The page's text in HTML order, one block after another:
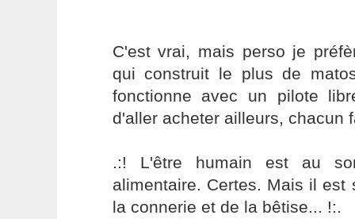
C'est vrai, mais perso je
qui construit le plus de
fonctionne avec un pilote
d'aller acheter ailleurs, chacun
.:! L'être humain est au
alimentaire. Certes. Mais il est
la connerie et de la bêtise... !:.